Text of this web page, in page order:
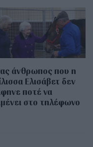
άνθρωπος που η
Ελισάβετ δεν
ποτέ να
στο τηλέφωνο